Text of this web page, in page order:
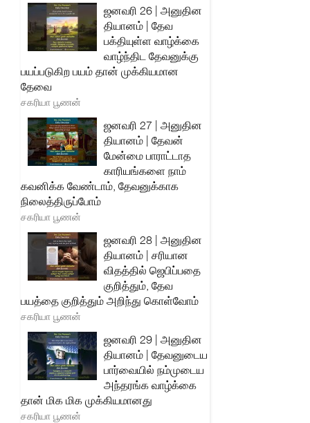
ஜனவரி 26 | அனுதின
தியானம் | தேவ
பக்தியுள்ள வாழ்க்கை
வாழ்ந்திட தேவனுக்கு
பயப்படுகிற பயம் தான் முக்கியமான
தேவை
சகரியா பூணன்
ஜனவரி 27 | அனுதின
தியானம் | தேவன்
மேன்மை பாராட்டாத
காரியங்களை நாம்
கவனிக்க வேண்டாம், தேவனுக்காக
நிலைத்திருப்போம்
சகரியா பூணன்
ஜனவரி 28 | அனுதின
தியானம் | சரியான
விதத்தில் ஜெபிப்பதை
குறித்தும், தேவ
பயத்தை குறித்தும் அறிந்து கொள்வோம்
சகரியா பூணன்
ஜனவரி 29 | அனுதின
தியானம் | தேவனுடைய
பார்வையில் நம்முடைய
அந்தரங்க வாழ்க்கை
தான் மிக மிக முக்கியமானது
சகரியா பூணன்